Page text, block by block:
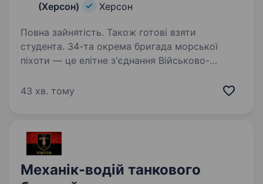
(Херсон)
Херсон
Повна зайнятість. Також готові взяти
студента. 34-та окрема бригада морської
піхоти — це елітне з'єднання Військово-
року офіційно стало частиною 30-го корпусу
43 хв. тому
Механік-водій танкового